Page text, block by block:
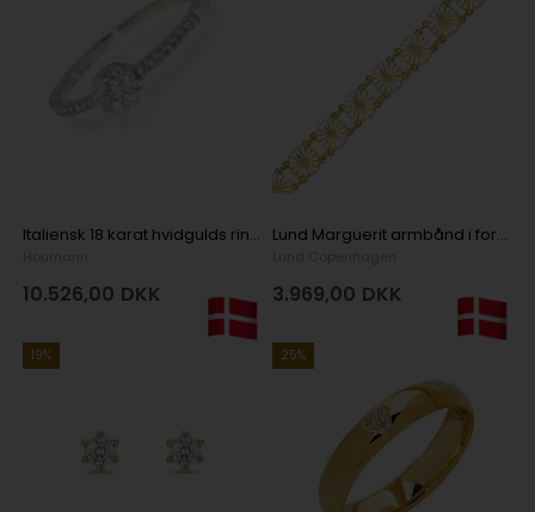
Italiensk 18 karat hvidgulds ring med ialt 0,31 carat brillanter
10.526,00 DKK
Lund Marguerit armbånd i forgyldt sølv med hvid emaljeret 11,0 mm blomster
3.969,00 DKK
19% 25%